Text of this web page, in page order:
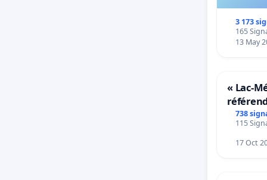
-
Grup
3 173
165
13 May
« Lac-
notre
738
115
17 Oct